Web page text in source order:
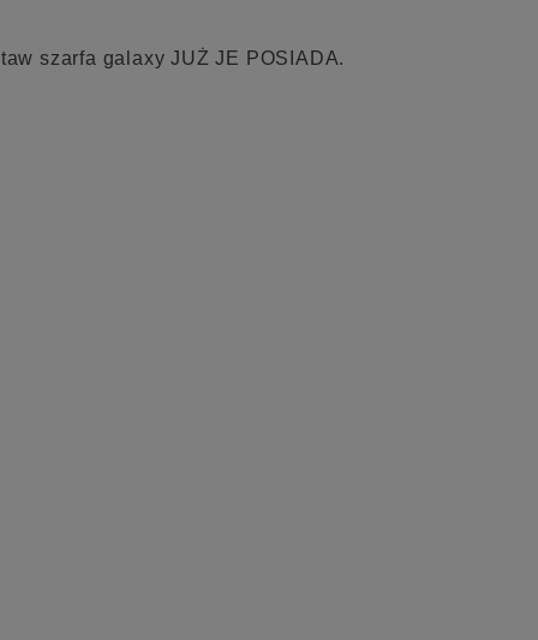
szarfa galaxy JUŻ JE POSIADA.